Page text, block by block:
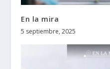
En la mira
5 septiembre, 2025